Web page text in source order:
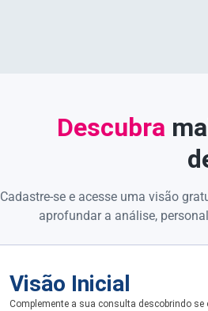
Descubra
Cadastre-se e acesse uma visão
aprofundar a análise,
Visão Inicial
Complemente a sua consulta descobrindo se